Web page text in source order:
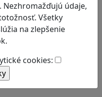
Nezhromažďujú údaje,
Všetky
na zlepšenie
cookies: